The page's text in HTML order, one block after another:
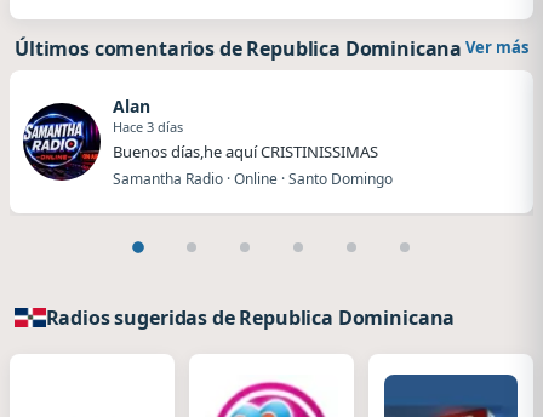
Últimos comentarios de Republica Dominicana Ver más
Alan
Hace 3 días
Buenos días,he aquí CRISTINISSIMAS
Samantha Radio · Online · Santo Domingo
Radios sugeridas de Republica Dominicana